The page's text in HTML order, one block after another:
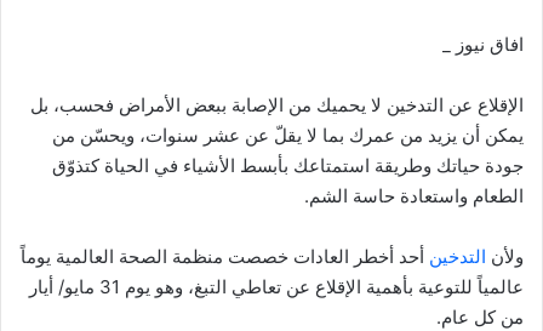
افاق نيوز _
الإقلاع عن التدخين لا يحميك من الإصابة ببعض الأمراض فحسب، بل
يمكن أن يزيد من عمرك بما لا يقلّ عن عشر سنوات، ويحسّن من
جودة حياتك وطريقة استمتاعك بأبسط الأشياء في الحياة كتذوّق
الطعام واستعادة حاسة الشم.
ولأن التدخين أحد أخطر العادات خصصت منظمة الصحة العالمية يوماً
عالمياً للتوعية بأهمية الإقلاع عن تعاطي التبغ، وهو يوم 31 مايو/ أيار
من كل عام.